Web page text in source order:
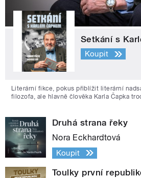
Setkání s
Koupit
Literární fikce, pokus přiblížit literární
filozofa, ale hlavně člověka Karla Čapka
Druhá strana řeky
Nora Eckhardtová
Koupit
Toulky první